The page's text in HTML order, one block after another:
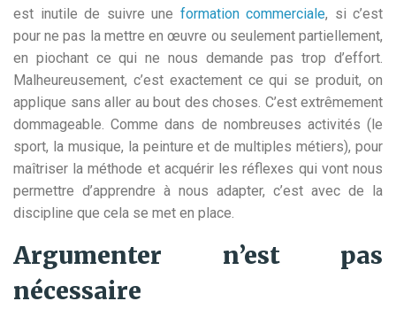
est inutile de suivre une formation commerciale, si c’est
pour ne pas la mettre en œuvre ou seulement partiellement,
en piochant ce qui ne nous demande pas trop d’effort.
Malheureusement, c’est exactement ce qui se produit, on
applique sans aller au bout des choses. C’est extrêmement
dommageable. Comme dans de nombreuses activités (le
sport, la musique, la peinture et de multiples métiers), pour
maîtriser la méthode et acquérir les réflexes qui vont nous
permettre d’apprendre à nous adapter, c’est avec de la
discipline que cela se met en place.
Argumenter n’est pas
nécessaire